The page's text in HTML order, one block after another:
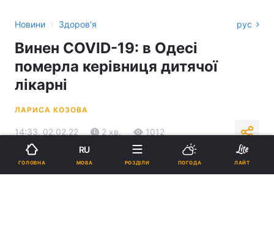
Новини › Здоров'я рус
Винен COVID-19: в Одесі
померла керівниця дитячої
лікарні
ЛАРИСА КОЗОВА
14:33, 02.02.22 2 хв. 1012
Підпишіться на нас в Google
ГОЛОВНА
RU
МОВА РОЗДІЛИ ПОГОДА ЛАЙТ